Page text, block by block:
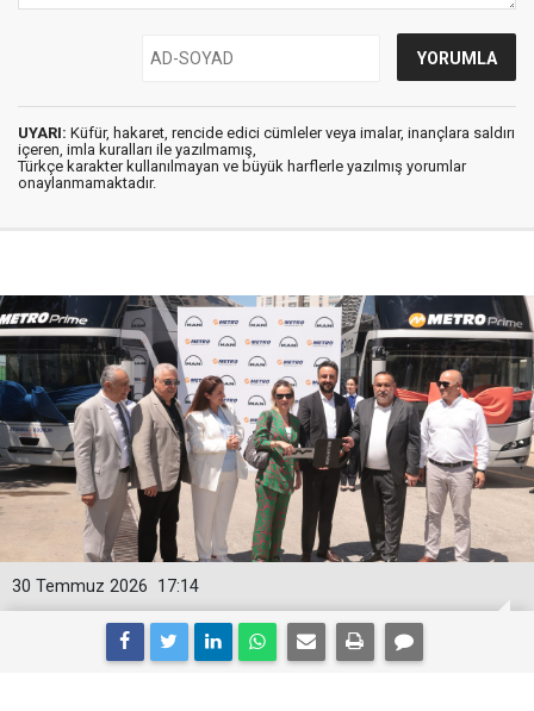
UYARI: Küfür, hakaret, rencide edici cümleler veya imalar, inançlara saldırı
içeren, imla kuralları ile yazılmamış,
Türkçe karakter kullanılmayan ve büyük harflerle yazılmış yorumlar
onaylanmamaktadır.
17:14
30 Temmuz 2026